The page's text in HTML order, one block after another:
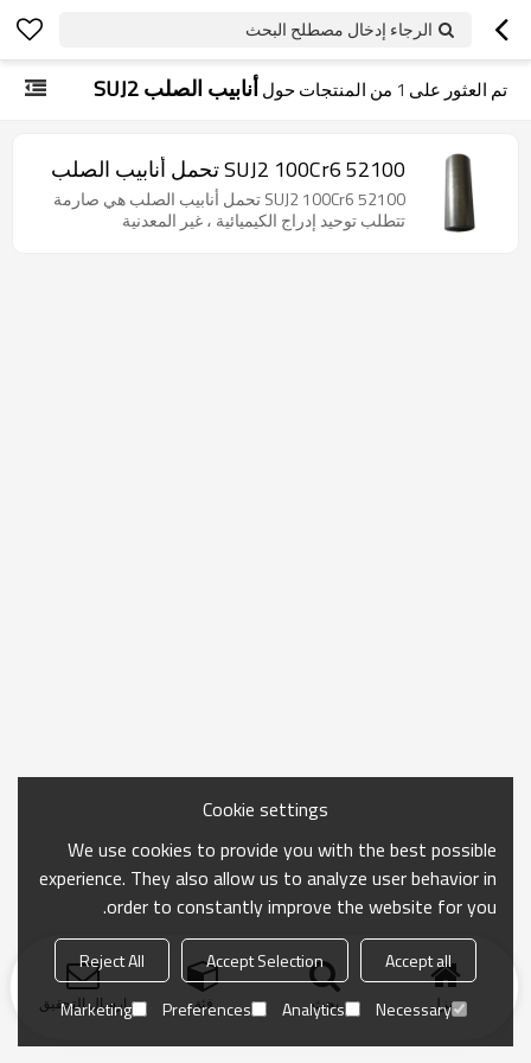
الرجاء إدخال مصطلح البحث
تم العثور على 1 من المنتجات حولأنابيب الصلب SUJ2
52100 SUJ2 100Cr6 تحمل أنابيب الصلب
52100 SUJ2 100Cr6 تحمل أنابيب الصلب هي صارمة
تتطلب توحيد إدراج الكيميائية ، غير المعدنية
منزل بحث فئة ارسال التحقيق
Cookie settings
We use cookies to provide you with the best possible
experience. They also allow us to analyze user behavior in
order to constantly improve the website for you.
Accept all
Accept Selection
Reject All
Necessary
Analytics
Preferences
Marketing